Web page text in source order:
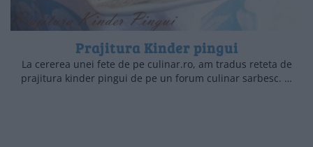
Prajitura Kinder pingui
La cererea unei fete de pe culinar.ro, am tradus reteta de
prajitura kinder pingui de pe un forum culinar sarbesc. …